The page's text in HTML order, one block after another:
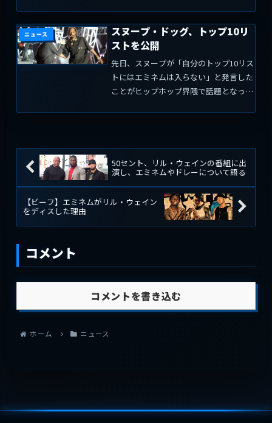
せん。中には「好きなシリアルは？...
ニュース
スヌープ・ドッグ、トップ10リ
ストを公開
先日、スヌープが「自分のトップ10リス
トにはエミネムは入らない」と発言した
ことがヒップホップ界隈で話題となっ
原文通り)たちは俺のトッ...
50セント、リル・ウェインの番組に出
演し、エミネムやドレーについて語る
【ビーフ】エミネムがリル・ウェイン
をディスした理由
コメント
コメントを書き込む
ホーム ニュース